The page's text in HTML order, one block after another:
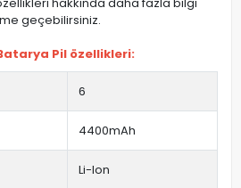
geçebilirsiniz.
Pil özellikleri:
6
4400mAh
Li-Ion